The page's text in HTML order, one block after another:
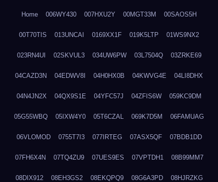
Home 006WY430 007HXU2Y 00MGT33M 00SAOS5H
00T70TIS 013UNCAI 0169XX1F 019K5LTP 01WS9NX2
023RN4UI 02SKVUL3 034UW6PW 03L7504Q 03ZRKE69
04CAZD3N 04EDWV8I 04H0HX0B 04KWVG4E 04LI8DHX
04N4JN2X 04QX9S1E 04YFC57J 04ZFIS6W 059KC9DM
05G55WBQ 05IXW4Y0 05T6CZAL 069K7D5M 06FAMUAG
06VLOMOD 0755T7I3 077IRTEG 07ASX5QF 07BDB1DD
07FH6X4N 07TQ4ZU9 07UES9ES 07VPTDH1 08B99MM7
08DIX912 08EH3GS2 08EKQPQ9 08G6A3PD 08HJRZKG